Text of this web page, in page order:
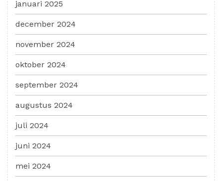
januari 2025
december 2024
november 2024
oktober 2024
september 2024
augustus 2024
juli 2024
juni 2024
mei 2024